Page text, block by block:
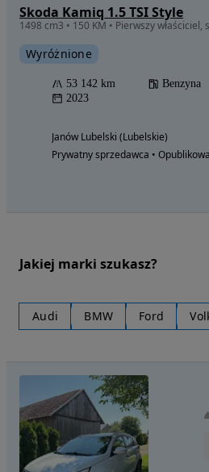
Skoda Kamiq 1.5 TSI Style
Wyróżnione
53 142 km Benzyna
2023
Janów Lubelski (Lubelskie)
Prywatny sprzedawca •
Jakiej marki szukasz?
Audi BMW Ford